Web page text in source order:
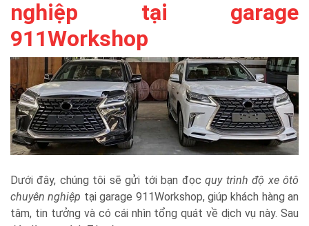
nghiệp tại garage
911Workshop
Dưới đây, chúng tôi sẽ gửi tới bạn đọcquy trình độ xe ôtô
chuyên nghiệp tại garage 911Workshop, giúp khách hàng an
tâm, tin tưởng và có cái nhìn tổng quát về dịch vụ này. Sau